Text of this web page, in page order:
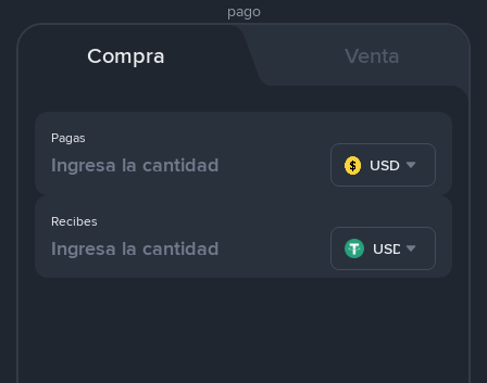
pago
Compra Venta
Pagas
USD
Recibes
USDT